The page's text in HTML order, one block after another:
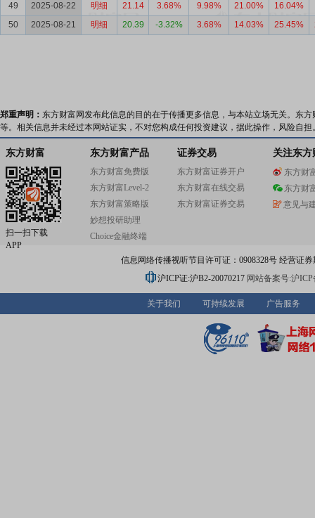
49
2025-08-22 明细 21.14 3.68% 9.98% 21.00% 16.04%
50
2025-08-21 明细 20.39 -3.32% 3.68% 14.03% 25.45%
郑重声明： 东方财富网发布此信息的目的在于传播更多信息，与本站立场无关。东
等。相关信息并未经过本网站证实，不对您构成任何投资建议，据此操作，风险自担